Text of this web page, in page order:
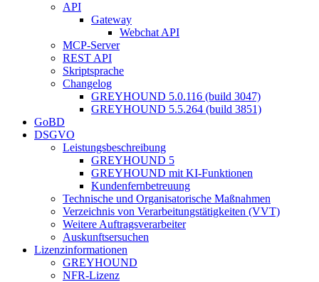
API
Gateway
Webchat API
MCP-Server
REST API
Skriptsprache
Changelog
GREYHOUND 5.0.116 (build 3047)
GREYHOUND 5.5.264 (build 3851)
GoBD
DSGVO
Leistungsbeschreibung
GREYHOUND 5
GREYHOUND mit KI-Funktionen
Kundenfernbetreuung
Technische und Organisatorische Maßnahmen
Verzeichnis von Verarbeitungstätigkeiten (VVT)
Weitere Auftragsverarbeiter
Auskunftsersuchen
Lizenzinformationen
GREYHOUND
NFR-Lizenz